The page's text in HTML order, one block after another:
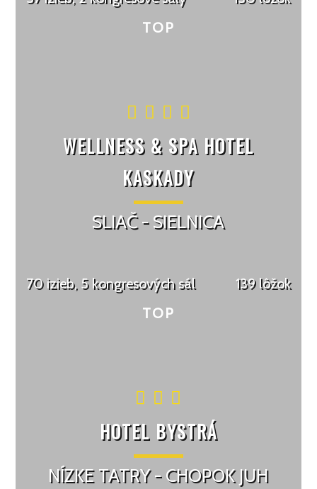
WELLNESS & SPA HOTEL
KASKADY
SLIAČ - SIELNICA
70 izieb, 5 kongresových sál 139 lôžok
HOTEL BYSTRÁ
NÍZKE TATRY - CHOPOK JUH